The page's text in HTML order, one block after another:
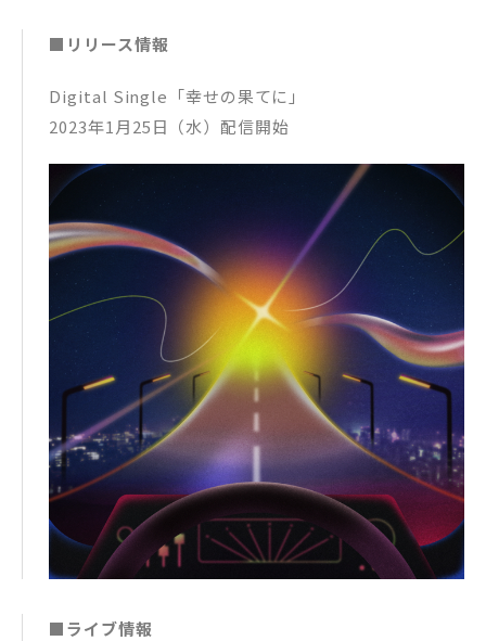
■リリース情報
Digital Single「幸せの果てに」
2023年1月25日（水）配信開始
■ライブ情報